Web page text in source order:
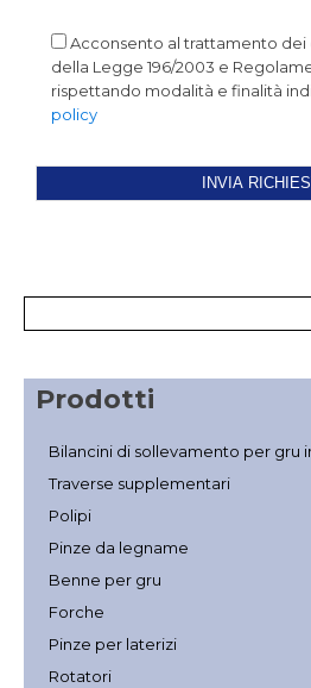
Prodotti
Bilancini di sollevamento per gru
Traverse supplementari
Polipi
Pinze da legname
Benne per gru
Forche
Pinze per laterizi
Rotatori
Acconsento al trattamento dei
della Legge 196/2003 e
rispettando modalità e finalità
policy